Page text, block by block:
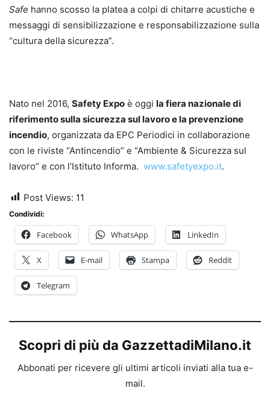
Safe hanno scosso la platea a colpi di chitarre acustiche e
messaggi di sensibilizzazione e responsabilizzazione sulla
“cultura della sicurezza”.
Nato nel 2016, Safety Expo è oggi la fiera nazionale di
riferimento sulla sicurezza sul lavoro e la prevenzione
incendio, organizzata da EPC Periodici in collaborazione
con le riviste “Antincendio” e “Ambiente & Sicurezza sul
lavoro” e con l’Istituto Informa. www.safetyexpo.it.
Post Views: 11
Condividi:
Facebook WhatsApp LinkedIn
X E-mail Stampa Reddit
Telegram
Scopri di più da GazzettadiMilano.it
Abbonati per ricevere gli ultimi articoli inviati alla tua e-
mail.